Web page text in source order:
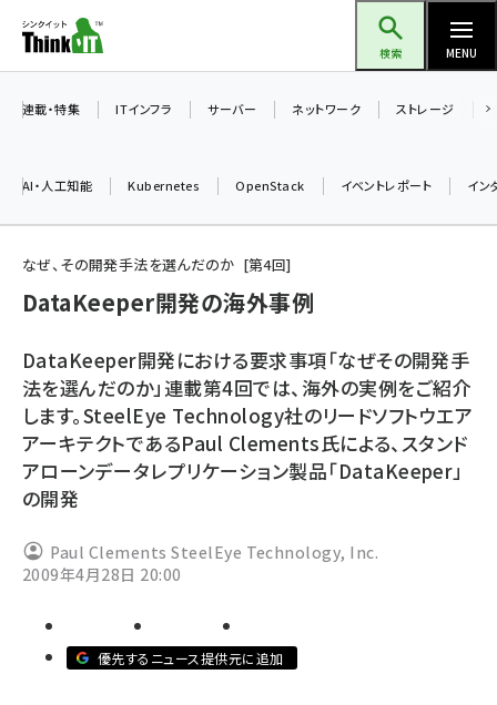
ン
ツ
検索 MENU
加藤銘のチーム貢献～仲間と築いた勝利の絆～ (2329)
北海道をのんびり旅する晴山佳須夫のヒント集！ (2050)
drupal (1966)
genai (1494)
連載・特集 ITインフラ サーバー ネットワーク ストレージ
AI・人工知能 Kubernetes OpenStack イベントレポート イン
なぜ、その開発手法を選んだのか 第4回
DataKeeper開発の海外事例
DataKeeper開発における要求事項「なぜその開発手
法を選んだのか」連載第4回では、海外の実例をご紹介
します。SteelEye Technology社のリードソフトウエア
アーキテクトであるPaul Clements氏による、スタンド
アローンデータレプリケーション製品「DataKeeper」
の開発
Paul Clements SteelEye Technology, Inc.
2009年4月28日 20:00
優先するニュース提供元に追加